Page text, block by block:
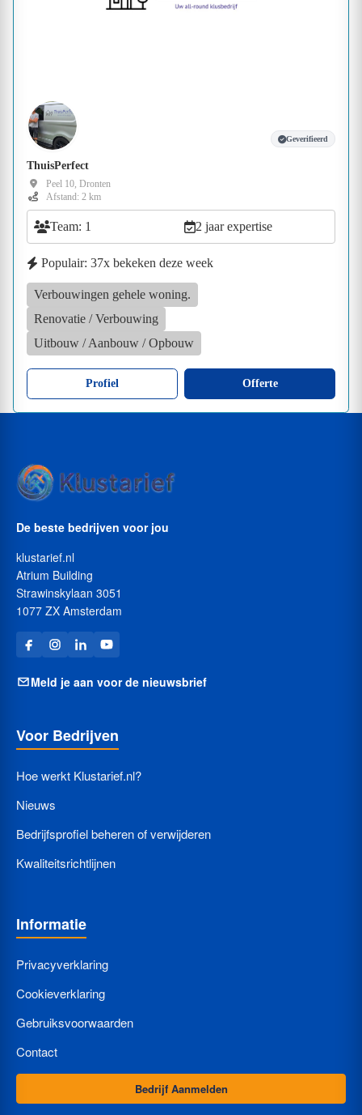
Geverifieerd
ThuisPerfect
Peel 10, Dronten
Afstand: 2 km
Team: 1 2 jaar expertise
Populair: 37x bekeken deze week
Verbouwingen gehele woning.
Renovatie / Verbouwing
Uitbouw / Aanbouw / Opbouw
Profiel Offerte
De beste bedrijven voor jou
klustarief.nl
Atrium Building
Strawinskylaan 3051
1077 ZX Amsterdam
Meld je aan voor de nieuwsbrief
Voor Bedrijven
Hoe werkt Klustarief.nl?
Nieuws
Bedrijfsprofiel beheren of verwijderen
Kwaliteitsrichtlijnen
Informatie
Privacyverklaring
Cookieverklaring
Gebruiksvoorwaarden
Contact
Bedrijf Aanmelden